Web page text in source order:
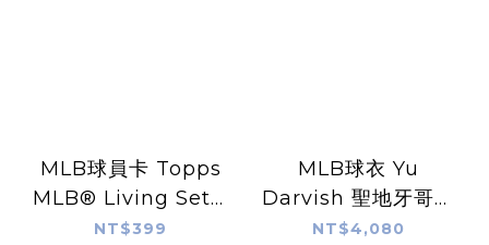
MLB球員卡 Topps
MLB® Living Set®
Card #715 - Chien-
NT$399
MLB球衣 Yu
Darvish 聖地牙哥教
士白條紋 達比修有
NT$4,080